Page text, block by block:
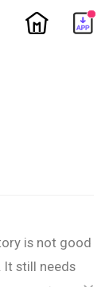
ic_home
is not good
still needs